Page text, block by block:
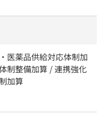
医薬品供給対応体制加
制整備加算 / 連携強化
加算